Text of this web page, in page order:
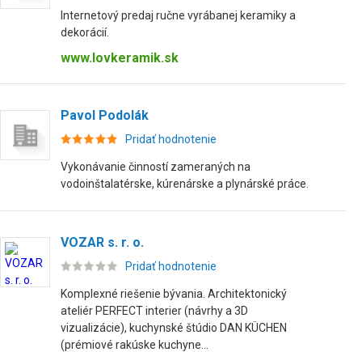
Internetový predaj ručne vyrábanej keramiky a
dekorácií.
www.lovkeramik.sk
Pavol Podolák
Pridať hodnotenie
Vykonávanie činností zameraných na
vodoinštalatérske, kúrenárske a plynárské práce.
VOZAR s. r. o.
Pridať hodnotenie
Komplexné riešenie bývania. Architektonický
ateliér PERFECT interier (návrhy a 3D
vizualizácie), kuchynské štúdio DAN KÜCHEN
(prémiové rakúske kuchyne...